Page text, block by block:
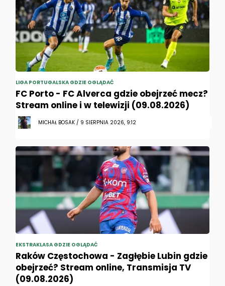
LIGA PORTUGALSKA GDZIE OGLĄDAĆ
FC Porto - FC Alverca gdzie obejrzeć mecz?
Stream online i w telewizji (09.08.2026)
MICHAŁ BOSAK / 9 SIERPNIA 2026, 9:12
EKSTRAKLASA GDZIE OGLĄDAĆ
Raków Częstochowa - Zagłębie Lubin gdzie
obejrzeć? Stream online, Transmisja TV
(09.08.2026)